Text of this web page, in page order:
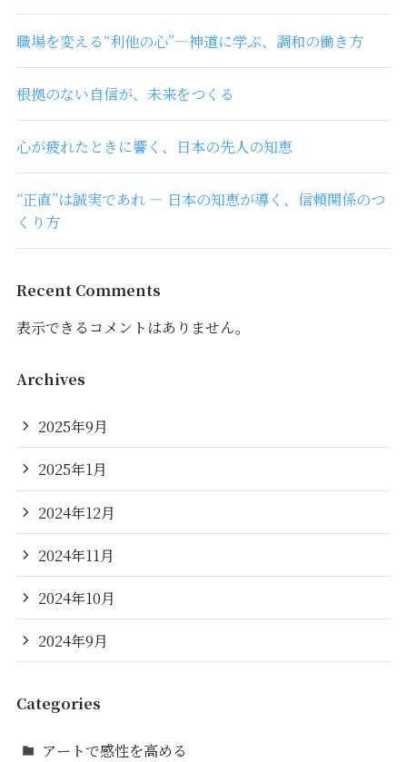
職場を変える“利他の心”―神道に学ぶ、調和の働き方
根拠のない自信が、未来をつくる
心が疲れたときに響く、日本の先人の知恵
“正直”は誠実であれ ― 日本の知恵が導く、信頼関係のつ
くり方
Recent Comments
表示できるコメントはありません。
Archives
2025年9月
2025年1月
2024年12月
2024年11月
2024年10月
2024年9月
Categories
アートで感性を高める